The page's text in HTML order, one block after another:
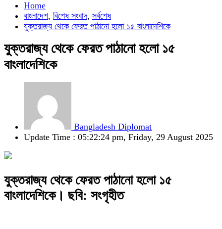
Home
বাংলাদেশ, বিশেষ সংবাদ, সর্বশেষ
যুক্তরাজ্য থেকে ফেরত পাঠানো হলো ১৫ বাংলাদেশিকে
যুক্তরাজ্য থেকে ফেরত পাঠানো হলো ১৫
বাংলাদেশিকে
Bangladesh Diplomat
Update Time : 05:22:24 pm, Friday, 29 August 2025
যুক্তরাজ্য থেকে ফেরত পাঠানো হলো ১৫
বাংলাদেশিকে। ছবি: সংগৃহীত